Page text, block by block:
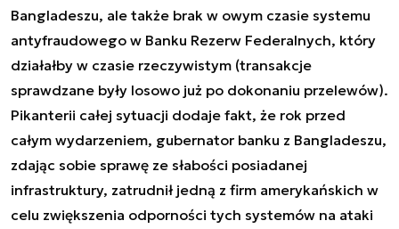
Bangladeszu, ale także brak w owym czasie systemu
antyfraudowego w Banku Rezerw Federalnych, który
działałby w czasie rzeczywistym (transakcje
sprawdzane były losowo już po dokonaniu przelewów).
Pikanterii całej sytuacji dodaje fakt, że rok przed
całym wydarzeniem, gubernator banku z Bangladeszu,
zdając sobie sprawę ze słabości posiadanej
infrastruktury, zatrudnił jedną z firm amerykańskich w
celu zwiększenia odporności tych systemów na ataki